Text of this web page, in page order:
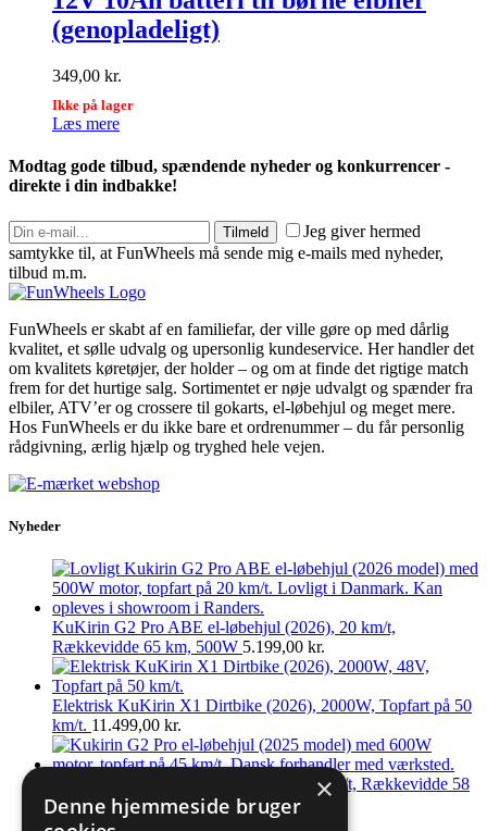
(genopladeligt)
349,00 kr.
Ikke på lager
Læs mere
Modtag gode tilbud, spændende nyheder og konkurrencer -
direkte i din indbakke!
Tilmeld
Jeg giver hermed
samtykke til, at FunWheels må sende mig e-mails med nyheder,
tilbud m.m.
FunWheels er skabt af en familiefar, der ville gøre op med dårlig
kvalitet, et sølle udvalg og upersonlig kundeservice. Her handler det
om kvalitets køretøjer, der holder – og om at finde det rigtige match
frem for det hurtige salg. Sortimentet er nøje udvalgt og spænder fra
elbiler, ATV’er og crossere til gokarts, el-løbehjul og meget mere.
Hos FunWheels er du ikke bare et ordrenummer – du får personlig
rådgivning, ærlig hjælp og tryghed hele vejen.
Nyheder
KuKirin G2 Pro ABE el-løbehjul (2026), 20 km/t,
Rækkevidde 65 km, 500W 5.199,00 kr.
Elektrisk KuKirin X1 Dirtbike (2026), 2000W, Topfart på 50
km/t. 11.499,00 kr.
KuKirin G2 Pro el-løbehjul (2025), 45 km/t, Rækkevidde 58
km, 600W 5.199,00kr. ×
Denne hjemmeside bruger